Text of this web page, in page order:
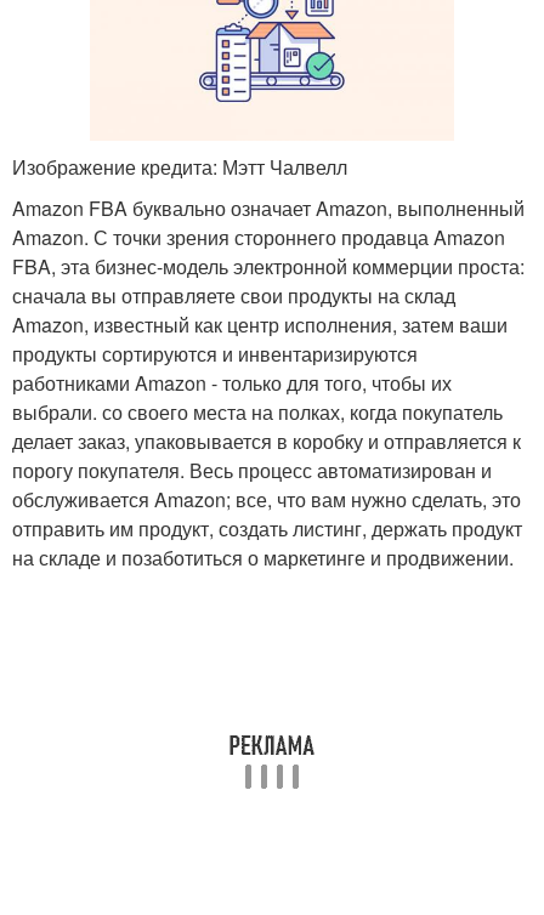
Изображение кредита: Мэтт Чалвелл
Amazon FBA буквально означает Amazon, выполненный
Amazon. С точки зрения стороннего продавца Amazon
FBA, эта бизнес-модель электронной коммерции проста:
сначала вы отправляете свои продукты на склад
Amazon, известный как центр исполнения, затем ваши
продукты сортируются и инвентаризируются
работниками Amazon - только для того, чтобы их
выбрали. со своего места на полках, когда покупатель
делает заказ, упаковывается в коробку и отправляется к
порогу покупателя. Весь процесс автоматизирован и
обслуживается Amazon; все, что вам нужно сделать, это
отправить им продукт, создать листинг, держать продукт
на складе и позаботиться о маркетинге и продвижении.